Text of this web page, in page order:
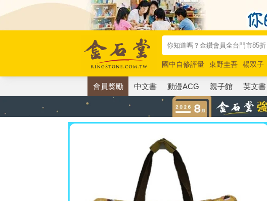
國中自修評量 東野圭吾 楊双子
唯紅花綻放
奧德賽 路邊攤新作
會員獎勵 中文書 動漫ACG 親子館 英文書